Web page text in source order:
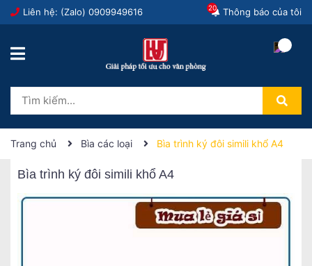
Liên hệ: (Zalo) 0909949616 Thông báo của tôi
20
Trang chủ Bìa các loại Bìa trình ký đôi simili khổ A4
Bìa trình ký đôi simili khổ A4